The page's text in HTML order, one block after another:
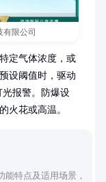
限公司
定气体浓度，或
设阈值时，驱动
光报警。防爆设
火花或高温。
特点及适用场景，